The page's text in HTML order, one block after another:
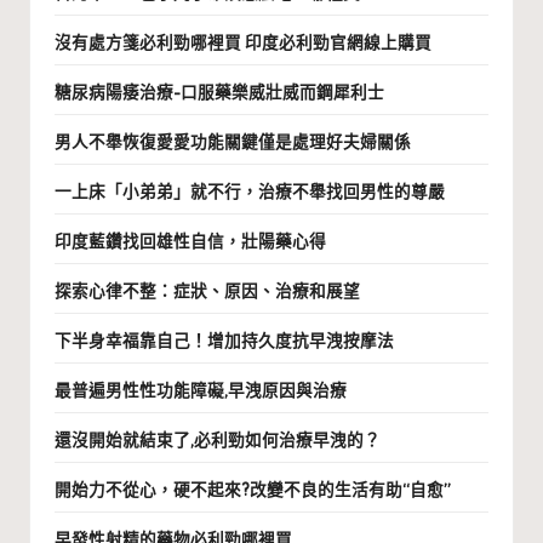
沒有處方箋必利勁哪裡買 印度必利勁官網線上購買
糖尿病陽痿治療-口服藥樂威壯威而鋼犀利士
男人不舉恢復愛愛功能關鍵僅是處理好夫婦關係
一上床「小弟弟」就不行，治療不舉找回男性的尊嚴
印度藍鑽找回雄性自信，壯陽藥心得
探索心律不整：症狀、原因、治療和展望
下半身幸福靠自己！增加持久度抗早洩按摩法
最普遍男性性功能障礙,早洩原因與治療
還沒開始就結束了,必利勁如何治療早洩的？
開始力不從心，硬不起來?改變不良的生活有助“自愈”